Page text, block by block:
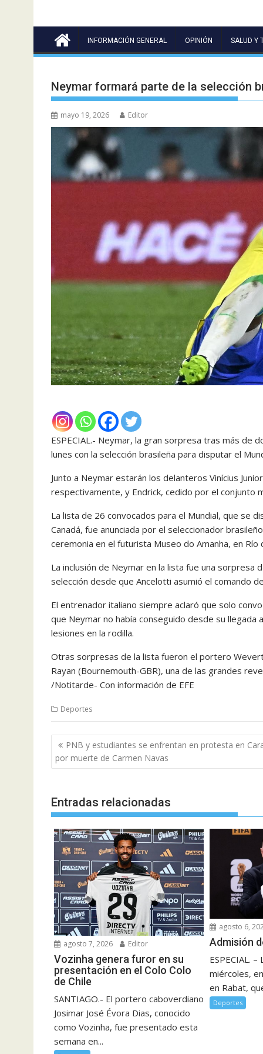
INFORMACIÓN GENERAL OPINIÓN SALUD Y
Neymar formará parte de la selección
mayo 19, 2026 Editor
ESPECIAL.- Neymar, la gran sorpresa tras más de
lunes con la selección brasileña para disputar el
Junto a Neymar estarán los delanteros Vinícius
respectivamente, y Endrick, cedido por el conjunto
La lista de 26 convocados para el Mundial, que se
Canadá, fue anunciada por el seleccionador
ceremonia en el futurista Museo do Amanha, en
La inclusión de Neymar en la lista fue una sorpresa
selección desde que Ancelotti asumió el comando
El entrenador italiano siempre aclaró que solo
que Neymar no había conseguido desde su
lesiones en la rodilla.
Otras sorpresas de la lista fueron el portero
Rayan (Bournemouth-GBR), una de las grandes
/Notitarde- Con información de EFE
Deportes
Navegación
de
entradas
PNB y estudiantes se enfrentan en protesta en
por muerte de Carmen Navas
Entradas relacionadas
agosto 7, 2026 Editor
Vozinha genera furor en su
presentación en el Colo Colo
de Chile
SANTIAGO.- El portero caboverdiano
Josimar José Évora Dias, conocido
como Vozinha, fue presentado esta
semana en...
agosto 6,
Admisión
ESPECIAL.
miércoles,
en Rabat,
Deportes